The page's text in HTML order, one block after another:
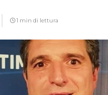
1 min di lettura